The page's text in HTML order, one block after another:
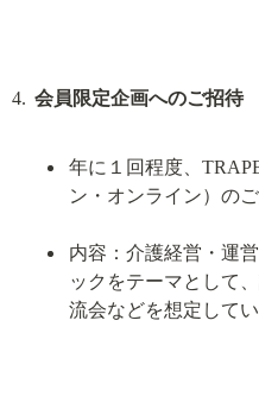
会員限定企画へのご招待
年に１回程度、
ン・オンライン）のご
内容：介護経営・運
ックをテーマとして
流会などを想定してい